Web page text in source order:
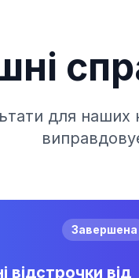
для наших
Завершена
від